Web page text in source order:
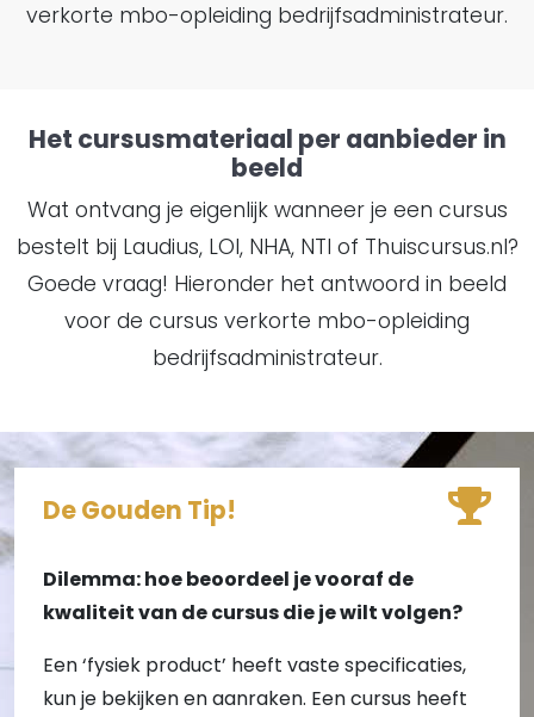
verkorte mbo-opleiding bedrijfsadministrateur.
Het cursusmateriaal per aanbieder in
beeld
Wat ontvang je eigenlijk wanneer je een cursus
bestelt bij Laudius, LOI, NHA, NTI of Thuiscursus.nl?
Goede vraag! Hieronder het antwoord in beeld
voor de cursus verkorte mbo-opleiding
bedrijfsadministrateur.
De Gouden Tip!
Dilemma: hoe beoordeel je vooraf de
kwaliteit van de cursus die je wilt volgen?
Een ‘fysiek product’ heeft vaste specificaties,
kun je bekijken en aanraken. Een cursus heeft